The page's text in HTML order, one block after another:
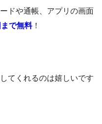
ドや通帳、アプリの画面
で無料！
てくれるのは嬉しいです